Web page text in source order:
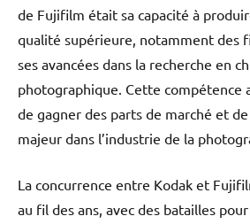
de Fujifilm était sa capacité à
qualité supérieure, notamment des
ses avancées dans la recherche en
photographique. Cette compétence
de gagner des parts de marché et
majeur dans l’industrie de la
La concurrence entre Kodak et
au fil des ans, avec des batailles